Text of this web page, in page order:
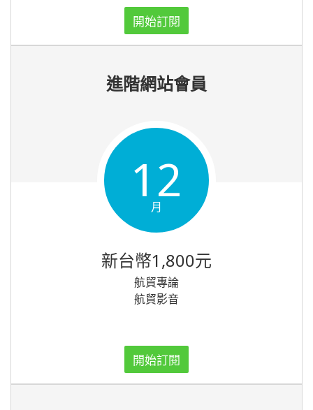
開始訂閱
進階網站會員
12
月
新台幣1,800元
航貿專論
航貿影音
開始訂閱